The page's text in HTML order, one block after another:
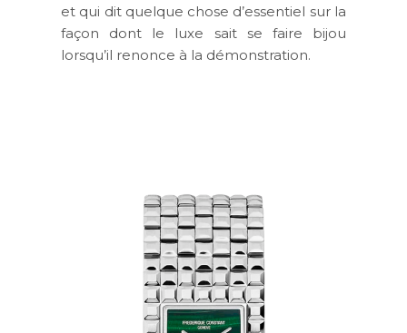
et qui dit quelque chose d’essentiel sur la
façon dont le luxe sait se faire bijou
lorsqu’il renonce à la démonstration.